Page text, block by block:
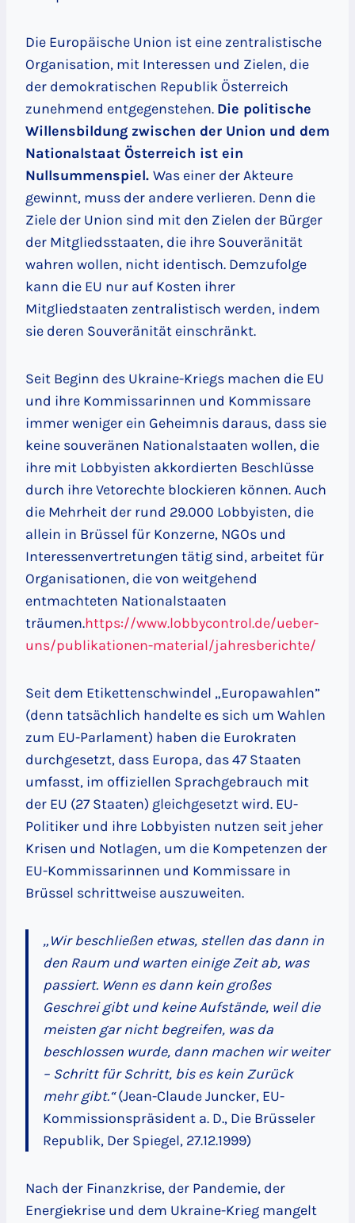
Die Europäische Union ist eine zentralistische
Organisation, mit Interessen und Zielen, die
der demokratischen Republik Österreich
zunehmend entgegenstehen. Die politische
Willensbildung zwischen der Union und dem
Nationalstaat Österreich ist ein
Nullsummenspiel. Was einer der Akteure
gewinnt, muss der andere verlieren. Denn die
Ziele der Union sind mit den Zielen der Bürger
der Mitgliedsstaaten, die ihre Souveränität
wahren wollen, nicht identisch. Demzufolge
kann die EU nur auf Kosten ihrer
Mitgliedstaaten zentralistisch werden, indem
sie deren Souveränität einschränkt.
Seit Beginn des Ukraine-Kriegs machen die EU
und ihre Kommissarinnen und Kommissare
immer weniger ein Geheimnis daraus, dass sie
keine souveränen Nationalstaaten wollen, die
ihre mit Lobbyisten akkordierten Beschlüsse
durch ihre Vetorechte blockieren können. Auch
die Mehrheit der rund 29.000 Lobbyisten, die
allein in Brüssel für Konzerne, NGOs und
Interessenvertretungen tätig sind, arbeitet für
Organisationen, die von weitgehend
entmachteten Nationalstaaten
träumen.https://www.lobbycontrol.de/ueber-
uns/publikationen-material/jahresberichte/
Seit dem Etikettenschwindel „Europawahlen”
(denn tatsächlich handelte es sich um Wahlen
zum EU-Parlament) haben die Eurokraten
durchgesetzt, dass Europa, das 47 Staaten
umfasst, im offiziellen Sprachgebrauch mit
der EU (27 Staaten) gleichgesetzt wird. EU-
Politiker und ihre Lobbyisten nutzen seit jeher
Krisen und Notlagen, um die Kompetenzen der
EU-Kommissarinnen und Kommissare in
Brüssel schrittweise auszuweiten.
„Wir beschließen etwas, stellen das dann in
den Raum und warten einige Zeit ab, was
passiert. Wenn es dann kein großes
Geschrei gibt und keine Aufstände, weil die
meisten gar nicht begreifen, was da
beschlossen wurde, dann machen wir weiter
– Schritt für Schritt, bis es kein Zurück
mehr gibt.“(Jean-Claude Juncker, EU-
Kommissionspräsident a. D., Die Brüsseler
Republik, Der Spiegel, 27.12.1999)
Nach der Finanzkrise, der Pandemie, der
Energiekrise und dem Ukraine-Krieg mangelt